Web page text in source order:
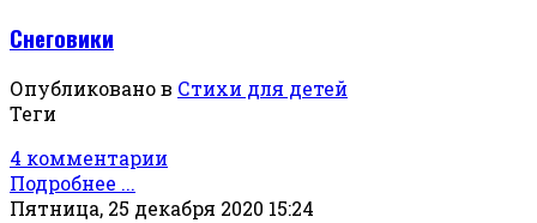
Снеговики
Опубликовано в Стихи для детей
Теги
4 комментарии
Подробнее ...
Пятница, 25 декабря 2020 15:24